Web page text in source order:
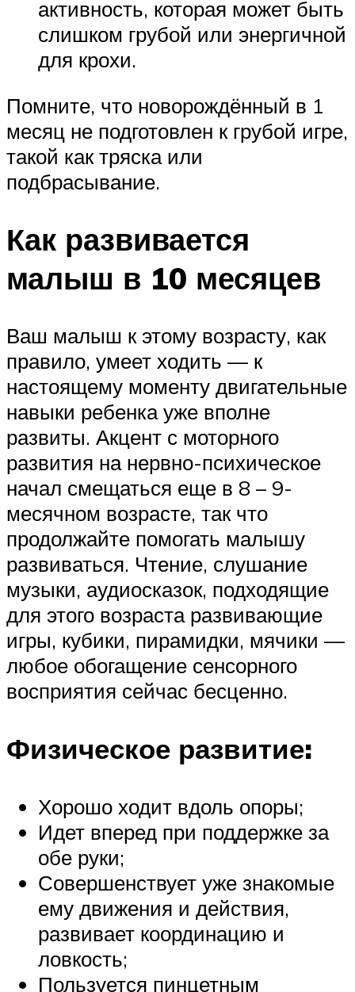
активность, которая может быть
слишком грубой или энергичной
для крохи.
Помните, что новорождённый в 1
месяц не подготовлен к грубой игре,
такой как тряска или
подбрасывание.
Как развивается
малыш в 10 месяцев
Ваш малыш к этому возрасту, как
правило, умеет ходить — к
настоящему моменту двигательные
навыки ребенка уже вполне
развиты. Акцент с моторного
развития на нервно-психическое
начал смещаться еще в 8 – 9-
месячном возрасте, так что
продолжайте помогать малышу
развиваться. Чтение, слушание
музыки, аудиосказок, подходящие
для этого возраста развивающие
игры, кубики, пирамидки, мячики —
любое обогащение сенсорного
восприятия сейчас бесценно.
Физическое развитие:
Хорошо ходит вдоль опоры;
Идет вперед при поддержке за
обе руки;
Совершенствует уже знакомые
ему движения и действия,
развивает координацию и
ловкость;
Пользуется пинцетным